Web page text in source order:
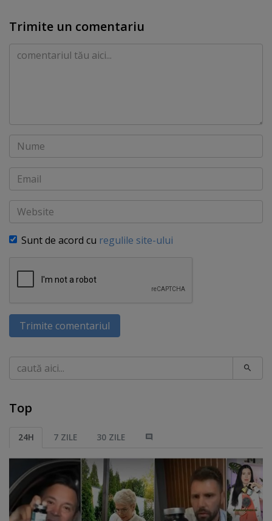
Trimite un comentariu
Comentariu
Nume
Email
Website
Sunt de acord cu regulile site-ului
Trimite comentariul
Caută
Top
24H 7 ZILE 30 ZILE